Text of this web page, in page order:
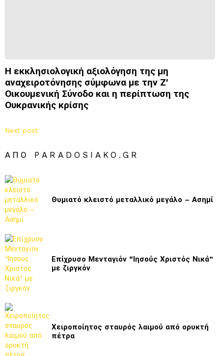
Η εκκλησιολογική αξιολόγηση της μη
αναχειροτόνησης σύμφωνα με την Ζ'
Οικουμενική Σύνοδο και η περίπτωση της
Ουκρανικής κρίσης
Next post
ΑΠΌ PARADOSIAKO.GR
Θυμιατό κλειστό μεταλλικό μεγάλο – Ασημί
Επίχρυσο Μενταγιόν “Ιησούς Χριστός Νικά”
με ζιργκόν
Χειροποίητος σταυρός λαιμού από ορυκτή
πέτρα